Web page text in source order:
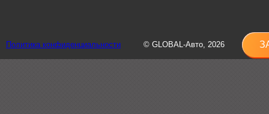
Политика конфиденциальности © GLOBAL-Авто, 2026